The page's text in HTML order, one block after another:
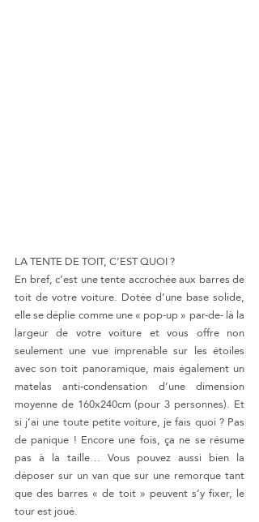
LA TENTE DE TOIT, C’EST QUOI ?
En bref, c’est une tente accrochée aux barres de
toit de votre voiture. Dotée d’une base solide,
elle se déplie comme une « pop-up » par-de- là la
largeur de votre voiture et vous offre non
seulement une vue imprenable sur les étoiles
avec son toit panoramique, mais également un
matelas anti-condensation d’une dimension
moyenne de 160x240cm (pour 3 personnes). Et
si j’ai une toute petite voiture, je fais quoi ? Pas
de panique ! Encore une fois, ça ne se résume
pas à la taille… Vous pouvez aussi bien la
déposer sur un van que sur une remorque tant
que des barres « de toit » peuvent s’y fixer, le
tour est joué.